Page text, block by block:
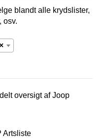
blandt alle krydslister,
osv.
oversigt afJoop
Artsliste